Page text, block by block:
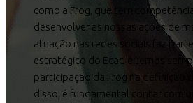
como a Frog, que tem
desenvolver as nossas ações de
atuação nas redes sociais faz
estratégico do Ecad e temos
participação da Frog na definição
disso, é fundamental contar com